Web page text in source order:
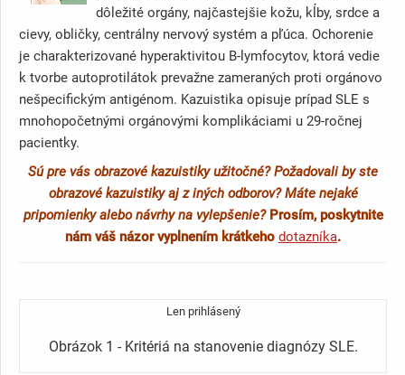
dôležité orgány, najčastejšie kožu, kĺby, srdce a
cievy, obličky, centrálny nervový systém a pľúca. Ochorenie
je charakterizované hyperaktivitou B-lymfocytov, ktorá vedie
k tvorbe autoprotilátok prevažne zameraných proti orgánovo
nešpecifickým antigénom. Kazuistika opisuje prípad SLE s
mnohopočetnými orgánovými komplikáciami u 29-ročnej
pacientky.
Sú pre vás obrazové kazuistiky užitočné? Požadovali by ste
obrazové kazuistiky aj z iných odborov? Máte nejaké
pripomienky alebo návrhy na vylepšenie?Prosím, poskytnite
nám váš názor vyplnením krátkeho dotazníka.
Len prihlásený
Obrázok 1 - Kritériá na stanovenie diagnózy SLE.